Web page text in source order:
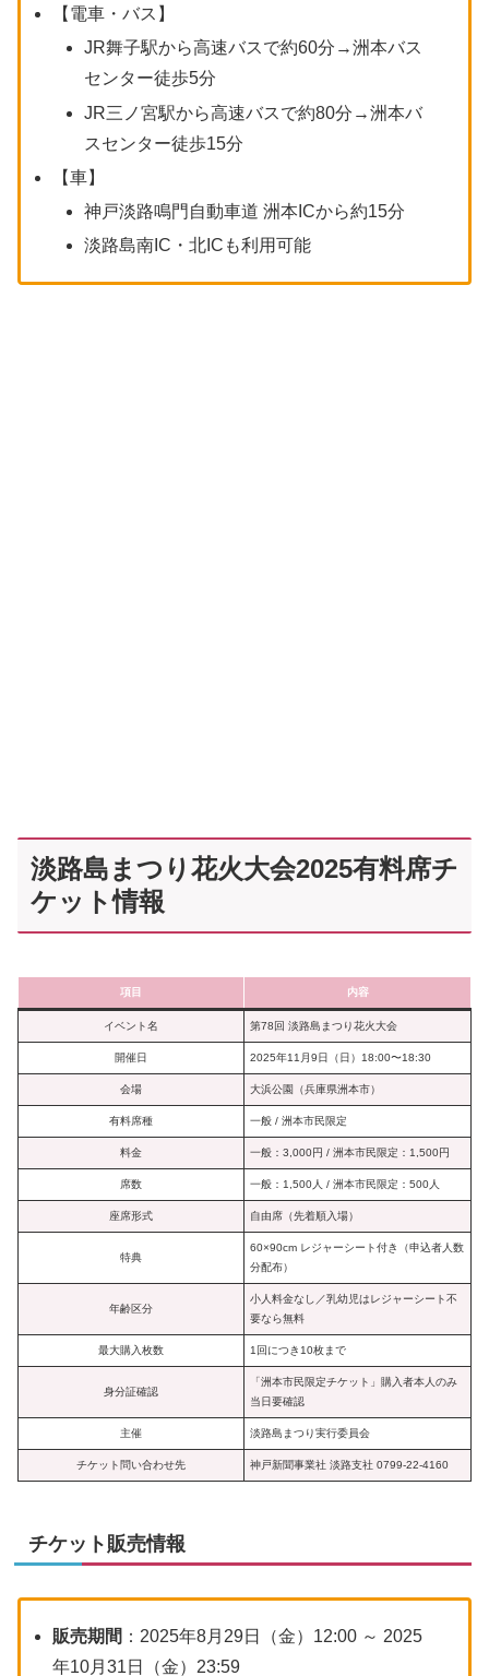
【電車・バス】
JR舞子駅から高速バスで約60分→洲本バス
センター徒歩5分
JR三ノ宮駅から高速バスで約80分→洲本バ
スセンター徒歩15分
【車】
神戸淡路鳴門自動車道 洲本ICから約15分
淡路島南IC・北ICも利用可能
淡路島まつり花火大会2025有料席チ
ケット情報
項目 内容
イベント名 第78回 淡路島まつり花火大会
開催日 2025年11月9日（日）18:00〜18:30
会場 大浜公園（兵庫県洲本市）
有料席種 一般 / 洲本市民限定
料金 一般：3,000円 / 洲本市民限定：1,500円
席数 一般：1,500人 / 洲本市民限定：500人
座席形式 自由席（先着順入場）
特典
60×90cm レジャーシート付き（申込者人数
分配布）
年齢区分
小人料金なし／乳幼児はレジャーシート不
要なら無料
最大購入枚数 1回につき10枚まで
身分証確認
「洲本市民限定チケット」購入者本人のみ
当日要確認
主催 淡路島まつり実行委員会
チケット問い合わせ先 神戸新聞事業社 淡路支社 0799-22-4160
チケット販売情報
販売期間 ：2025年8月29日（金）12:00 ～ 2025
年10月31日（金）23:59